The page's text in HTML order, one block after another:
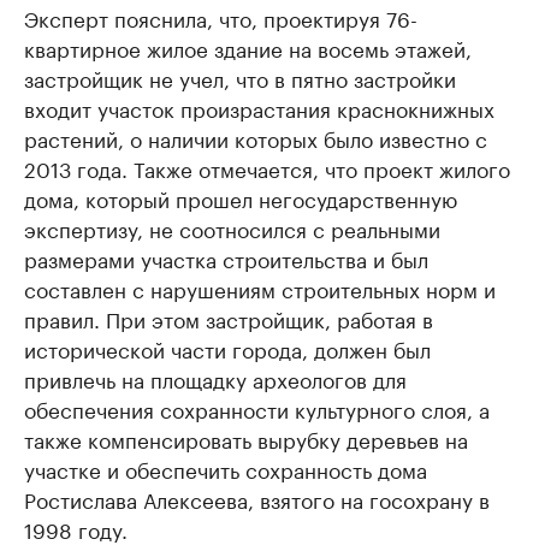
Эксперт пояснила, что, проектируя 76-
квартирное жилое здание на восемь этажей,
застройщик не учел, что в пятно застройки
входит участок произрастания краснокнижных
растений, о наличии которых было известно с
2013 года. Также отмечается, что проект жилого
дома, который прошел негосударственную
экспертизу, не соотносился с реальными
размерами участка строительства и был
составлен с нарушениям строительных норм и
правил. При этом застройщик, работая в
исторической части города, должен был
привлечь на площадку археологов для
обеспечения сохранности культурного слоя, а
также компенсировать вырубку деревьев на
участке и обеспечить сохранность дома
Ростислава Алексеева, взятого на госохрану в
1998 году.